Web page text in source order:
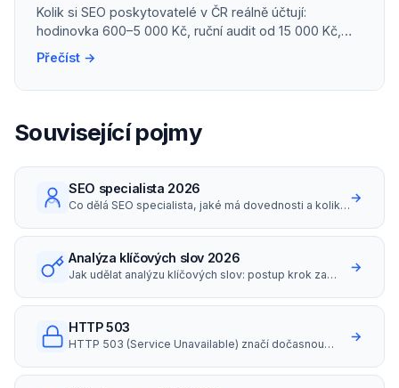
Kolik si SEO poskytovatelé v ČR reálně účtují:
hodinovka 600–5 000 Kč, ruční audit od 15 000 Kč,
správa malého webu kolem 10 000 Kč/měs.
Přečíst →
Související pojmy
SEO specialista 2026
Co dělá SEO specialista, jaké má dovednosti a kolik
→
Analýza klíčových slov 2026
Jak udělat analýzu klíčových slov: postup krok za
strategie a search intent.
→
HTTP 503
HTTP 503 (Service Unavailable) značí dočasnou
→